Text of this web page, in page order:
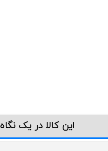
این کالا در یک نگاه